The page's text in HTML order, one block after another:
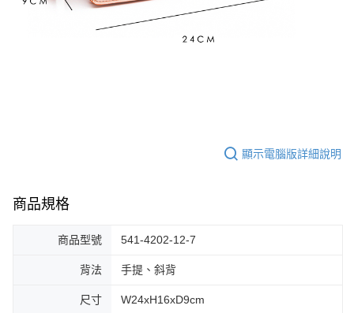
顯示電腦版詳細說明
商品規格
商品型號 541-4202-12-7
背法 手提、斜背
尺寸 W24xH16xD9cm